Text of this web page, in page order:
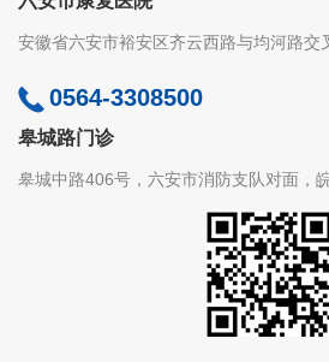
安徽省六安市裕安区齐云西路与均河路交
0564-3308500
皋城路门诊
皋城中路406号，六安市消防支队对面，